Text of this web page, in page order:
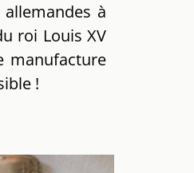
à
roi Louis XV
manufacture
!